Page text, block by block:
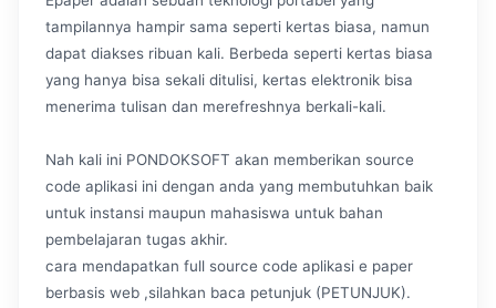
tampilannya hampir sama seperti kertas biasa, namun
dapat diakses ribuan kali. Berbeda seperti kertas biasa
yang hanya bisa sekali ditulisi, kertas elektronik bisa
menerima tulisan dan merefreshnya berkali-kali.
Nah kali ini PONDOKSOFT akan memberikan source
code aplikasi ini dengan anda yang membutuhkan baik
untuk instansi maupun mahasiswa untuk bahan
pembelajaran tugas akhir.
cara mendapatkan full source code aplikasi e paper
berbasis web ,silahkan baca petunjuk (PETUNJUK).